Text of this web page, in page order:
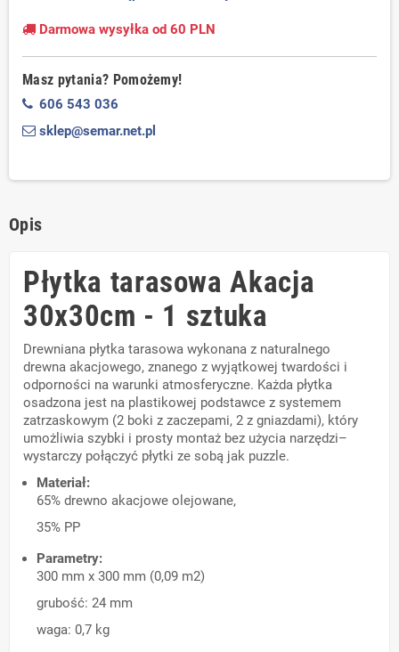
Darmowa wysyłka od 60 PLN
Masz pytania? Pomożemy!
606 543 036
sklep@semar.net.pl
Opis
Płytka tarasowa Akacja
30x30cm - 1 sztuka
Drewniana płytka tarasowa wykonana z naturalnego
drewna akacjowego, znanego z wyjątkowej twardości i
odporności na warunki atmosferyczne. Każda płytka
osadzona jest na plastikowej podstawce z systemem
zatrzaskowym (2 boki z zaczepami, 2 z gniazdami), który
umożliwia szybki i prosty montaż bez użycia narzędzi–
wystarczy połączyć płytki ze sobą jak puzzle.
Materiał:
65% drewno akacjowe olejowane,
35% PP
Parametry:
300 mm x 300 mm (0,09 m2)
grubość: 24 mm
waga: 0,7 kg